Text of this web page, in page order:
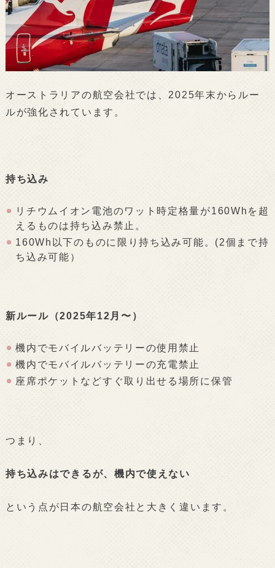
オーストラリアの航空会社では、2025年末からルー
ルが強化されています。
持ち込み
リチウムイオン電池のワット時定格量が160Whを超
えるものは持ち込み禁止。
160Wh以下のものに限り持ち込み可能。(2個まで持
ち込み可能）
新ルール（2025年12月〜）
機内でモバイルバッテリーの使用禁止
機内でモバイルバッテリーの充電禁止
座席ポケットなどすぐ取り出せる場所に保管
つまり、
持ち込みはできるが、機内で使えない
という点が日本の航空会社と大きく違います。